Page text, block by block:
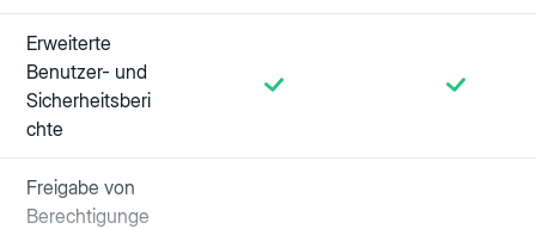
Erweiterte
Benutzer- und
Sicherheitsberi
chte
Freigabe von
Berechtigunge